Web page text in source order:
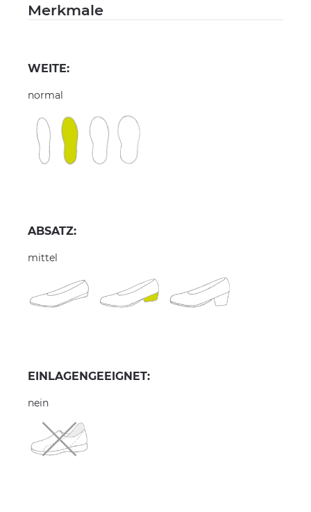
Merkmale
WEITE:
normal
ABSATZ:
mittel
EINLAGENGEEIGNET:
nein